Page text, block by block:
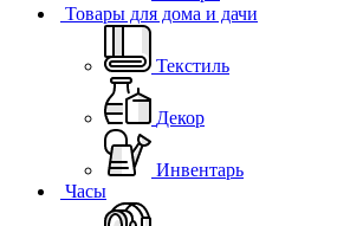
Товары для дома и дачи
Текстиль
Декор
Инвентарь
Часы